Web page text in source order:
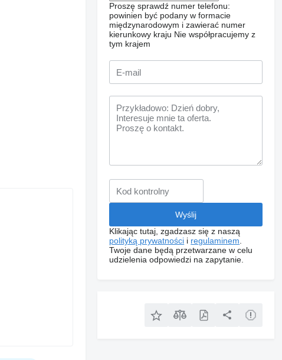
Proszę sprawdź numer telefonu:
powinien być podany w formacie
międzynarodowym i zawierać numer
kierunkowy kraju Nie współpracujemy z
tym krajem
Klikając tutaj, zgadzasz się z naszą
polityką prywatności i regulaminem
Twoje dane będą przetwarzane w celu
udzielenia odpowiedzi na zapytanie.